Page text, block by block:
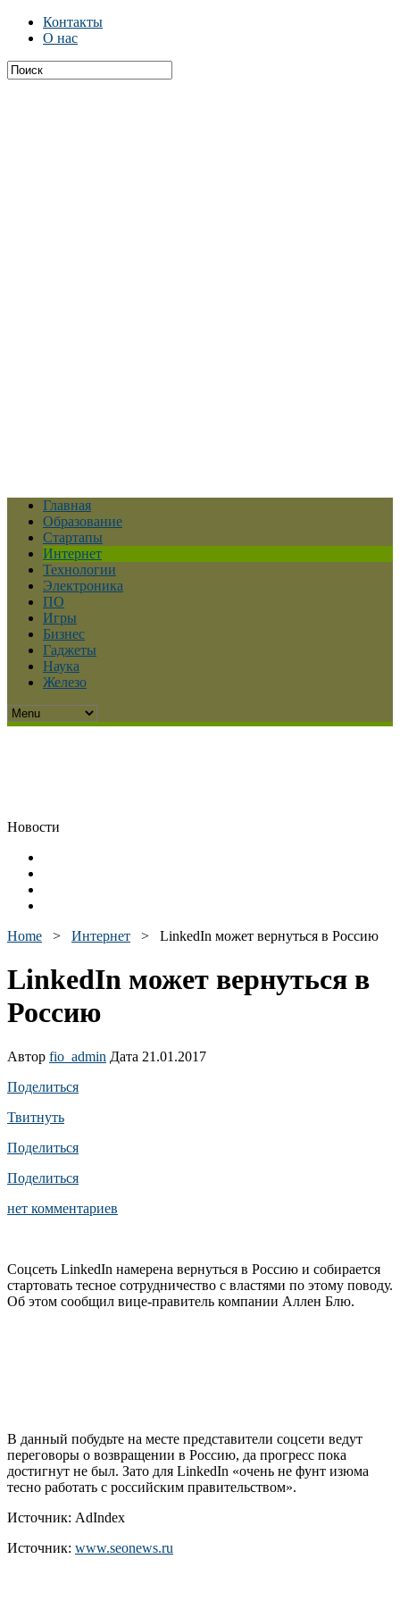
Контакты
О нас
Главная
Образование
Стартапы
Интернет
Технологии
Электроника
ПО
Игры
Бизнес
Гаджеты
Наука
Железо
Новости
Home > Интернет > LinkedIn может вернуться в Россию
LinkedIn может вернуться в
Россию
Автор fio_admin Дата 21.01.2017
Поделиться
Твитнуть
Поделиться
Поделиться
нет комментариев
Соцсеть LinkedIn намерена вернуться в Россию и собирается
стартовать тесное сотрудничество с властями по этому поводу.
Об этом сообщил вице-правитель компании Аллен Блю.
В данный побудьте на месте представители соцсети ведут
переговоры о возвращении в Россию, да прогресс пока
достигнут не был. Зато для LinkedIn «очень не фунт изюма
тесно работать с российским правительством».
Источник: AdIndex
Источник: www.seonews.ru